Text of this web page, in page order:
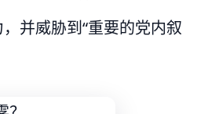
并威胁到“重要的党内叙